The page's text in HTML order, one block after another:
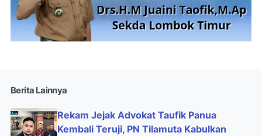
Berita Lainnya
Rekam Jejak Advokat Taufik Panua
Kembali Teruji, PN Tilamuta Kabulkan